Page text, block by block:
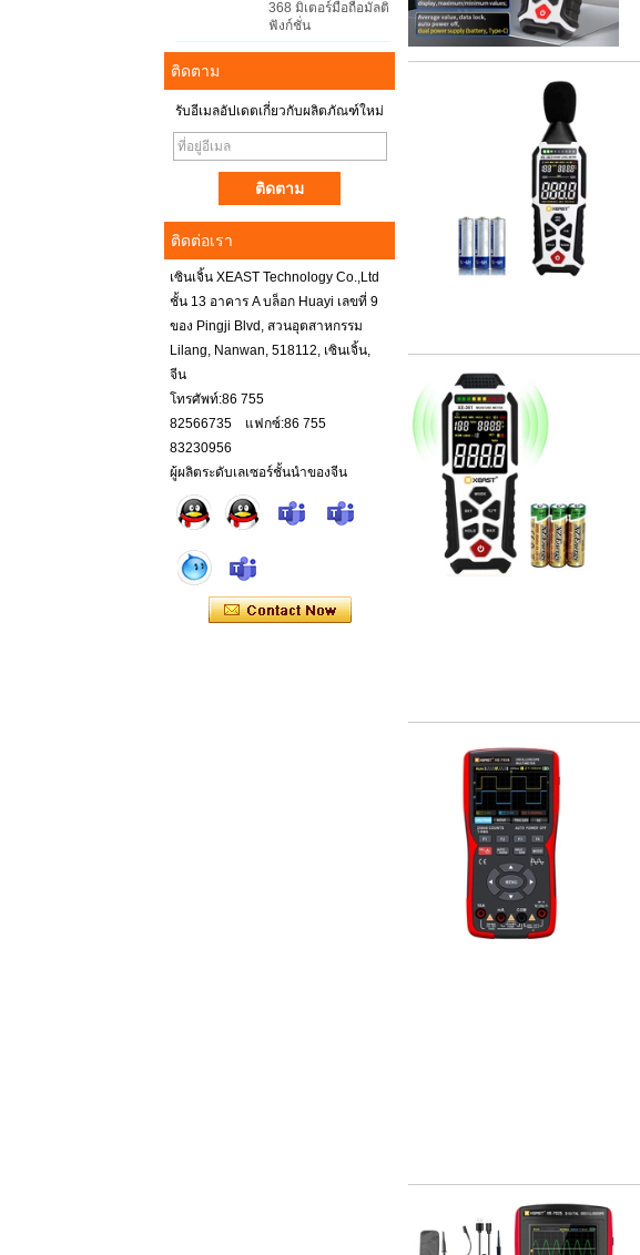
368 มิเตอร์มือถือมัลติ
ฟังก์ชั่น
ติดตาม
รับอีเมลอัปเดตเกี่ยวกับผลิตภัณฑ์ใหม่
ติดต่อเรา
เซินเจิ้น XEAST Technology Co.,Ltd
ชั้น 13 อาคาร A บล็อก Huayi เลขที่ 9
ของ Pingji Blvd, สวนอุตสาหกรรม
Lilang, Nanwan, 518112, เซินเจิ้น,
จีน
โทรศัพท์:86 755
82566735 แฟกซ์:86 755
83230956
ผู้ผลิตระดับเลเซอร์ชั้นนำของจีน